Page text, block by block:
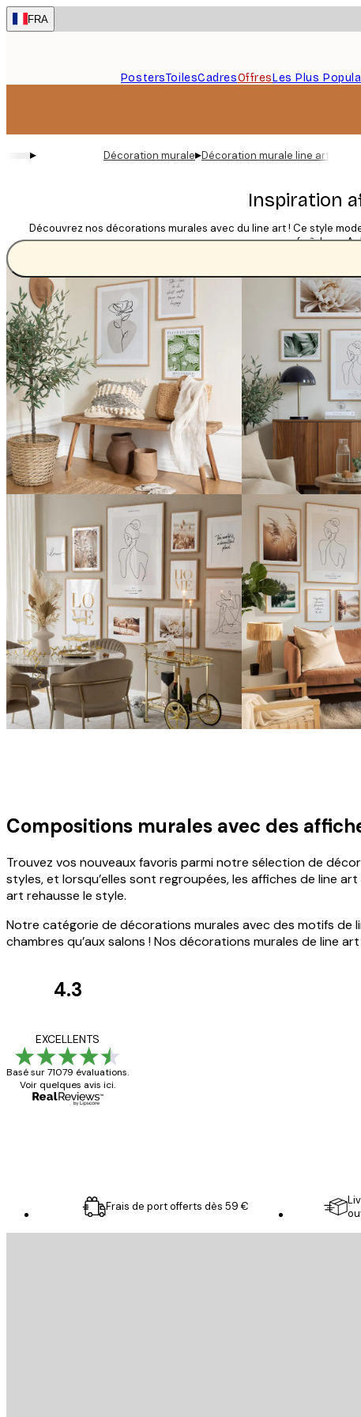
Skip
to
FRA
PostersToilesCadresOffresLes Plus
▸ Décoration murale▸Décoration murale line art
Inspiration
Découvrez nos décorations murales avec du line art ! Ce style
fraîcheur.
Compositions murales avec des
Trouvez vos nouveaux favoris parmi notre sélection de
styles, et lorsqu’elles sont regroupées, les affiches de line
art rehausse le style.
Notre catégorie de décorations murales avec des motifs de
chambres qu’aux salons ! Nos décorations murales de line
4.3
EXCELLENTS
Basé sur 71079 évaluations.
Voir quelques avis ici.
Frais de port offerts dès 59 €